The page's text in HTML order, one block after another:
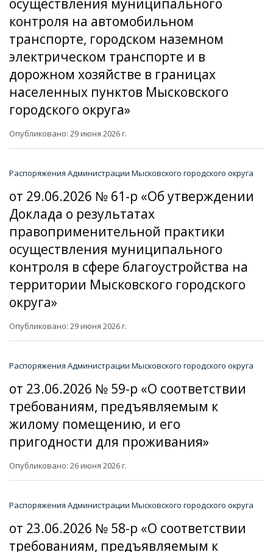
осуществления муниципального
контроля на автомобильном
транспорте, городском наземном
электрическом транспорте и в
дорожном хозяйстве в границах
населенных пунктов Мысковского
городского округа»
Опубликовано: 29 июня 2026 г.
Распоряжения Администрации Мысковского городского округа
от 29.06.2026 № 61-р «Об утверждении
Доклада о результатах
правоприменительной практики
осуществления муниципального
контроля в сфере благоустройства на
территории Мысковского городского
округа»
Опубликовано: 29 июня 2026 г.
Распоряжения Администрации Мысковского городского округа
от 23.06.2026 № 59-р «О соответствии
требованиям, предъявляемым к
жилому помещению, и его
пригодности для проживания»
Опубликовано: 26 июня 2026 г.
Распоряжения Администрации Мысковского городского округа
от 23.06.2026 № 58-р «О соответствии
требованиям, предъявляемым к